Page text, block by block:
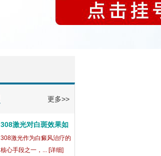
更多>>
308激光对白斑效果如
308激光作为白癜风治疗的
核心手段之一，... [详细]